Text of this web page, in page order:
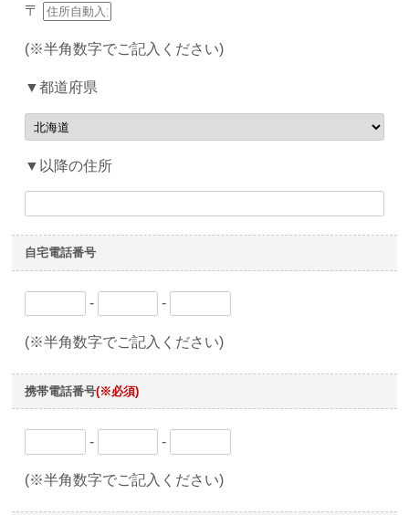
〒
(※半角数字でご記入ください)
▼都道府県
▼以降の住所
自宅電話番号
- -
(※半角数字でご記入ください)
携帯電話番号(※必須)
- -
(※半角数字でご記入ください)